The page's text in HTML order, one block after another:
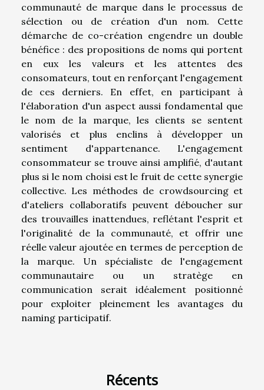
communauté de marque dans le processus de
sélection ou de création d'un nom. Cette
démarche de co-création engendre un double
bénéfice : des propositions de noms qui portent
en eux les valeurs et les attentes des
consomateurs, tout en renforçant l'engagement
de ces derniers. En effet, en participant à
l'élaboration d'un aspect aussi fondamental que
le nom de la marque, les clients se sentent
valorisés et plus enclins à développer un
sentiment d'appartenance. L'engagement
consommateur se trouve ainsi amplifié, d'autant
plus si le nom choisi est le fruit de cette synergie
collective. Les méthodes de crowdsourcing et
d'ateliers collaboratifs peuvent déboucher sur
des trouvailles inattendues, reflétant l'esprit et
l'originalité de la communauté, et offrir une
réelle valeur ajoutée en termes de perception de
la marque. Un spécialiste de l'engagement
communautaire ou un stratège en
communication serait idéalement positionné
pour exploiter pleinement les avantages du
naming participatif.
Récents